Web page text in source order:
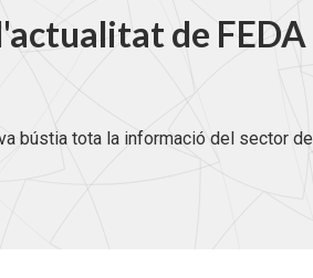
de FEDA
bústia tota la informació del sector de